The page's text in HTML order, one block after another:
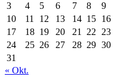
3
4 5 6 7 8
9
10
11 12 13 14 15 16
17
18 19 20 21 22
23
24
25 26 27 28 29 30
31
« Okt.